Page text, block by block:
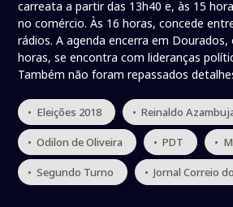
carreata a partir das 13h40 e, às 15
no comércio. Às 16 horas, concede
rádios. A agenda encerra em Dourados,
horas, se encontra com lideranças
Também não foram repassados
• Eleições 2018 • Reinaldo
• Odilon de Oliveira • PDT •
• Segundo Turno • Jornal Correio